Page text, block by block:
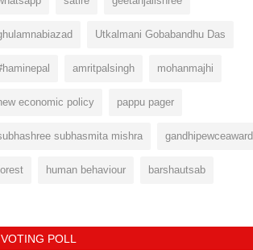
Utkalmani Gobabandhu Das
amritpalsingh mohanmajhi
economic policy pappu pager
subhasmita mishra gandhipewceaward
human behaviour barshautsab
VOTING POLL